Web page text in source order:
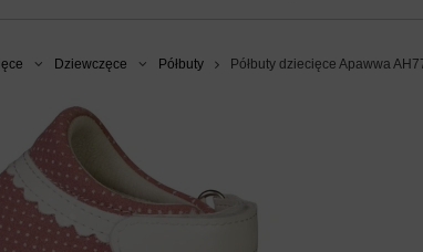
Dziewczęce Półbuty Półbuty dziecięce Apawwa